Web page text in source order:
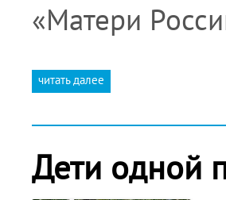
«Матери
читать далее
Дети одной